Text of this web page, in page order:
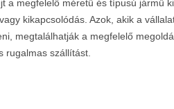
a megfelelő méretű és típusú jármű
kikapcsolódás. Azok, akik a
megtalálhatják a megfelelő
rugalmas szállítást.